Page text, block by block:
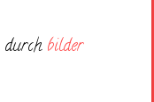
durch bilder